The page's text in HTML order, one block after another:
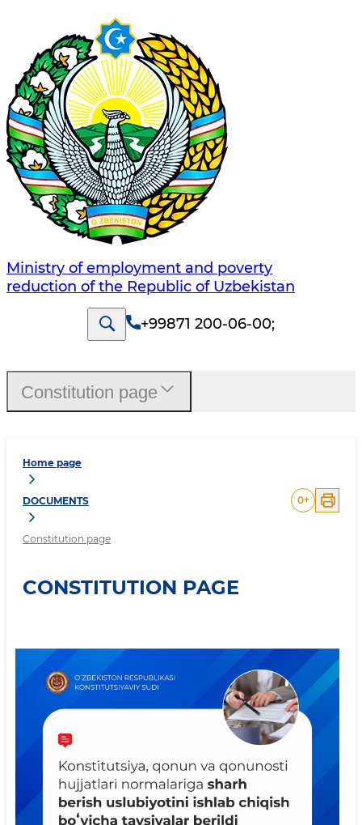
Ministry of employment and poverty
reduction of the Republic of Uzbekistan
+99871 200-06-00;
Home page
DOCUMENTS
Constitution page
0+
CONSTITUTION PAGE
Constitution page